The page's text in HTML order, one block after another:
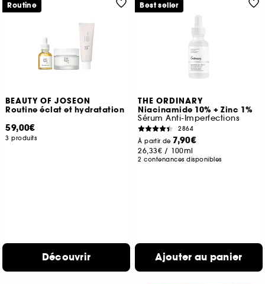
BEAUTY OF JOSEON
Routine éclat et hydratation
59,00€
3 produits
Découvrir
Routine
THE ORDINARY
Niacinamide 10% + Zinc 1%
Sérum Anti-Imperfections
2864
À partir de 7,90€
26,33€ / 100ml
2 contenances disponibles
Ajouter au panier
Best seller